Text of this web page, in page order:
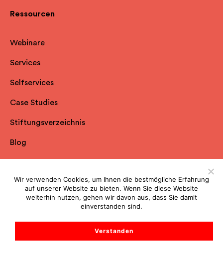
Ressourcen
Webinare
Services
Selfservices
Case Studies
Stiftungsverzeichnis
Blog
Spendenmagazin
Werbung
The Philanthropist
Alle Ressourcen
Wir verwenden Cookies, um Ihnen die bestmögliche Erfahrung
auf unserer Website zu bieten. Wenn Sie diese Website
weiterhin nutzen, gehen wir davon aus, dass Sie damit
einverstanden sind.
Verstanden